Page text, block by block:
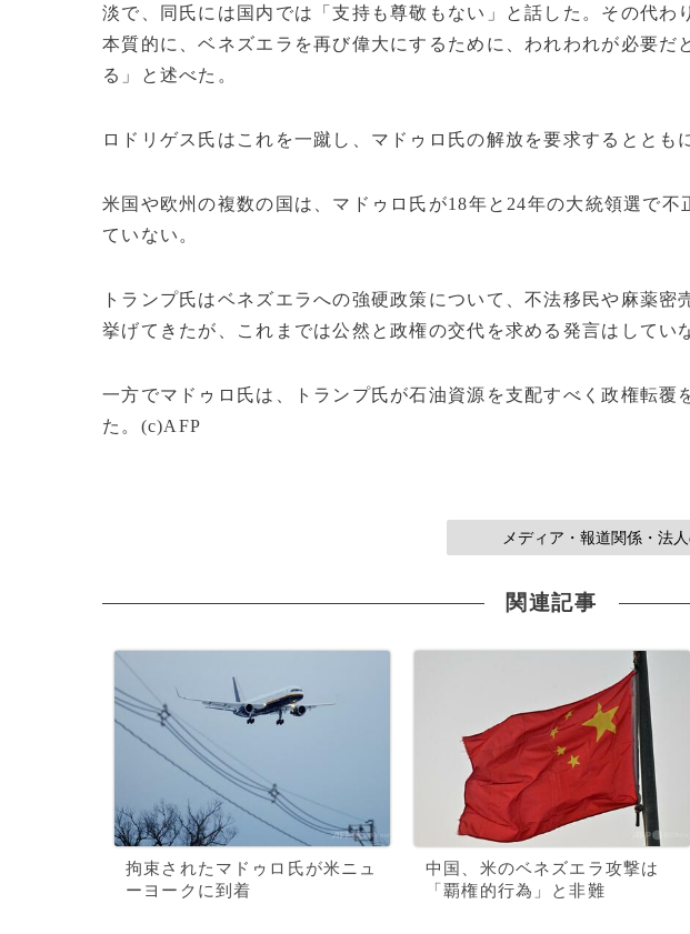
淡で、同氏には国内では「支持も尊敬もない」と話した。その代わ
本質的に、ベネズエラを再び偉大にするために、われわれが必要だ
る」と述べた。
ロドリゲス氏はこれを一蹴し、マドゥロ氏の解放を要求するととも
米国や欧州の複数の国は、マドゥロ氏が18年と24年の大統領選で
ていない。
トランプ氏はベネズエラへの強硬政策について、不法移民や麻薬密
挙げてきたが、これまでは公然と政権の交代を求める発言はしてい
一方でマドゥロ氏は、トランプ氏が石油資源を支配すべく政権転覆
た。(c)AFP
メディア・報道関係・法
関連記事
拘束されたマドゥロ氏が米ニュ
ーヨークに到着
中国、米のベネズエラ攻撃は
「覇権的行為」と非難